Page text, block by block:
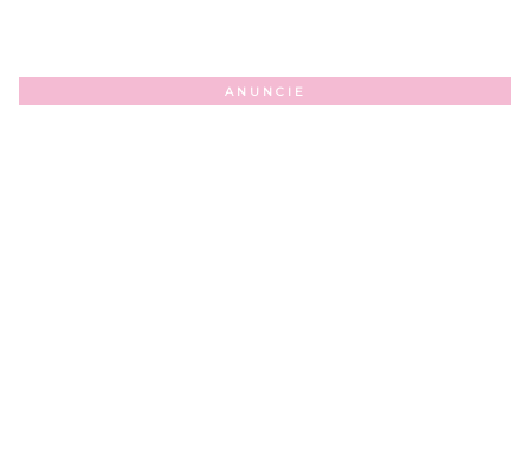
ANUNCIE